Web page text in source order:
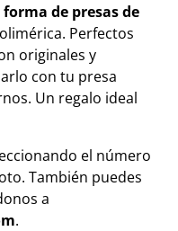
de presas de
Perfectos
originales y
con tu presa
Un regalo ideal
el número
También puedes
a
.